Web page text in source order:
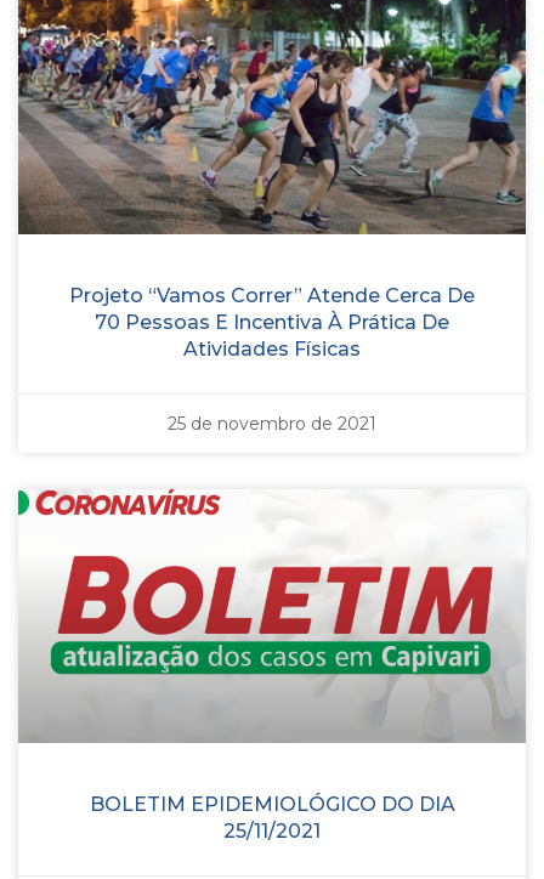
Projeto “Vamos Correr” Atende Cerca De
70 Pessoas E Incentiva À Prática De
Atividades Físicas
25 de novembro de 2021
BOLETIM EPIDEMIOLÓGICO DO DIA
25/11/2021